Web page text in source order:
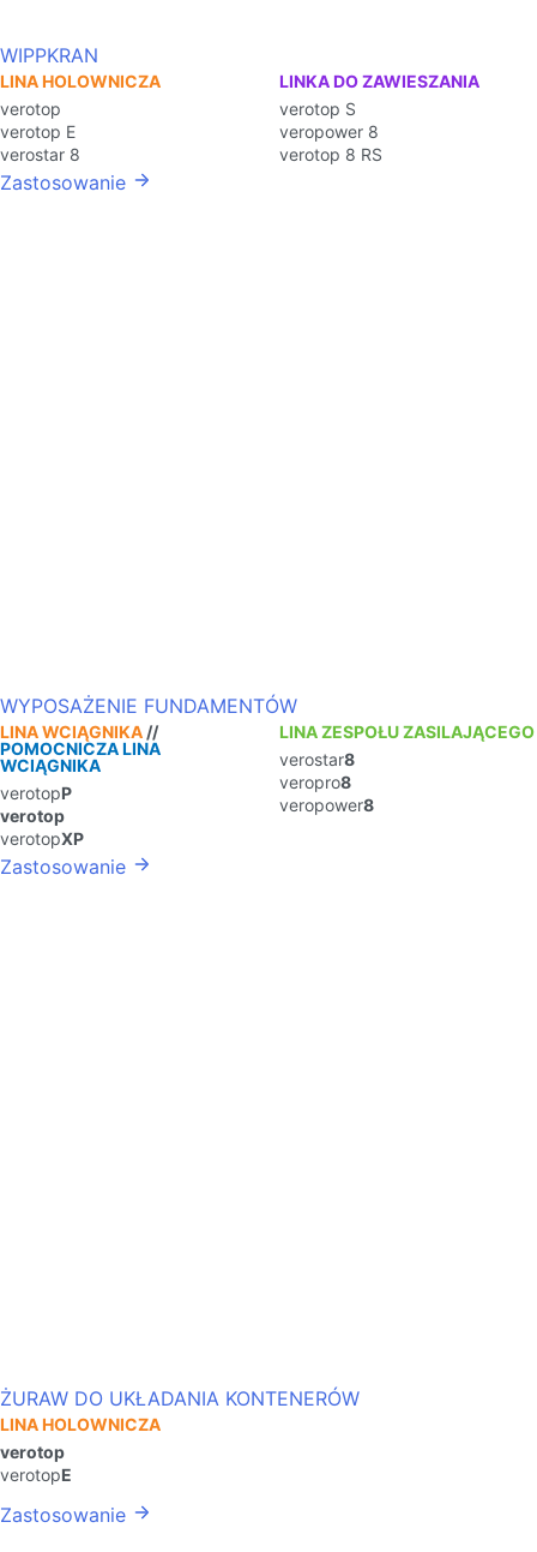
WIPPKRAN
LINA HOLOWNICZA
verotop
verotop E
verostar 8
LINKA DO ZAWIESZANIA
verotop S
veropower 8
verotop 8 RS
Zastosowanie
WYPOSAŻENIE FUNDAMENTÓW
LINA WCIĄGNIKA //
POMOCNICZA LINA
WCIĄGNIKA
verotopP
verotop
verotopXP
LINA ZESPOŁU ZASILAJĄCEGO
verostar8
veropro8
veropower8
Zastosowanie
ŻURAW DO UKŁADANIA KONTENERÓW
LINA HOLOWNICZA
verotop
verotopE
Zastosowanie